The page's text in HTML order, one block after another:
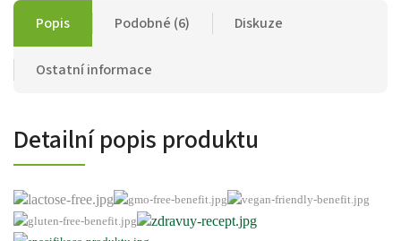
Popis Podobné (6) Diskuze
Ostatní informace
Detailní popis produktu